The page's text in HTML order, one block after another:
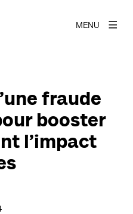
MENU
fraude
booster
l’impact